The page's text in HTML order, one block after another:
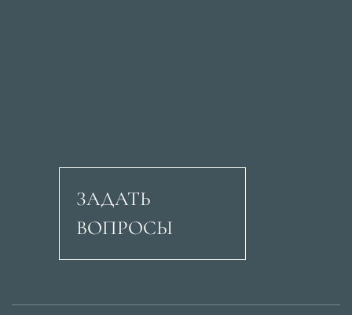
Авеню Рикардо
ЗАДАТЬ
ВОПРОСЫ